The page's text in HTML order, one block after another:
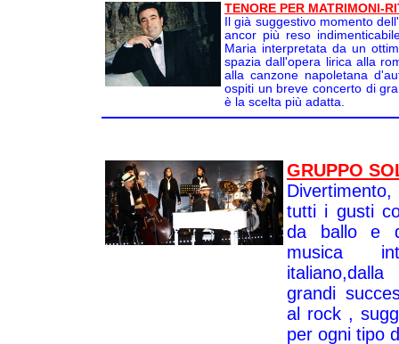
TENORE PER MATRIMONI-
Il già suggestivo momento
ancor più reso
Maria interpretata da un
spazia dall'opera lirica alla
alla canzone napoletana
ospiti un breve concerto di
è la scelta più adatta.
GRUPPO
tutti i gusti
da ballo e
musica
grandi
al rock ,
per ogni tipo